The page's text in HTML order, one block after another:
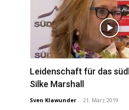
Leidenschaft für das
Silke Marshall
Sven Klawunder - 21. März 2019